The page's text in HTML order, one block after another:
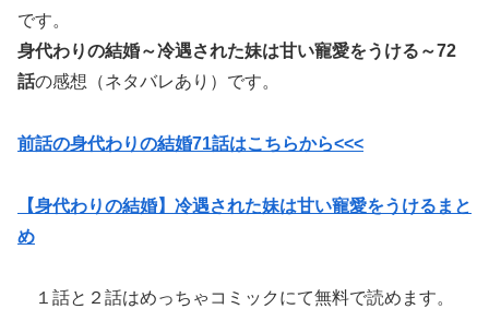
です。
身代わりの結婚～冷遇された妹は甘い寵愛をうける～72
話の感想（ネタバレあり）です。
前話の身代わりの結婚71話はこちらから<<<
【身代わりの結婚】冷遇された妹は甘い寵愛をうけるまと
め
１話と２話はめっちゃコミックにて無料で読めます。